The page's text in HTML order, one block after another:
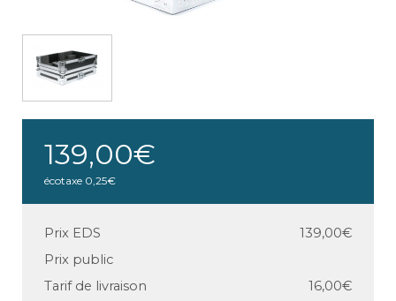
139,00€
écotaxe 0,25€
Prix EDS
139,00€
Prix public
Tarif de livraison
16,00€